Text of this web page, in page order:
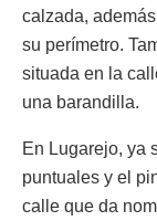
calzada,
su perímetro.
situada en la
una barandilla.
En Lugarejo, ya
puntuales y el
calle que da